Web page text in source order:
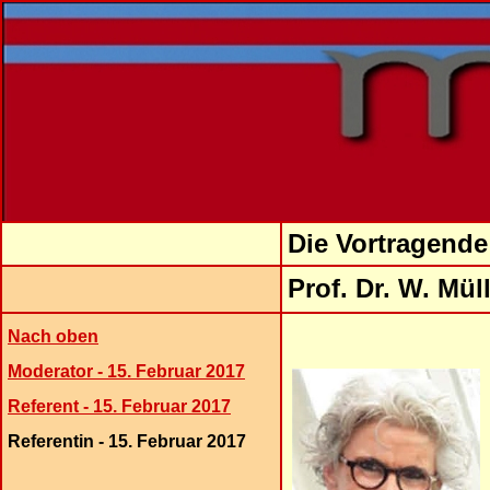
Die
Prof. Dr. W.
Nach oben
Moderator - 15. Februar 2017
Referent - 15. Februar 2017
Referentin - 15. Februar 2017